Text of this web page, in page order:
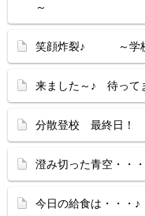
～
笑顔炸裂♪ ～学校
来ました～♪ 待っ
分散登校 最終日
澄み切った青空・
今日の給食は・・・♪